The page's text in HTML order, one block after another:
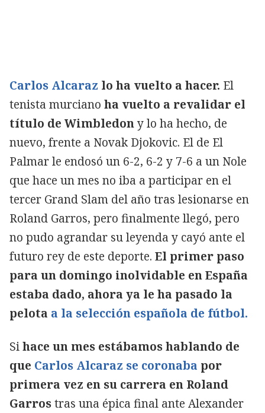
Carlos Alcaraz lo ha vuelto a hacer. El
tenista murciano ha vuelto a revalidar el
título de Wimbledony lo ha hecho, de
nuevo, frente a Novak Djokovic. El de El
Palmar le endosó un 6-2, 6-2 y 7-6 a un Nole
que hace un mes no iba a participar en el
tercer Grand Slam del año tras lesionarse en
Roland Garros, pero finalmente llegó, pero
no pudo agrandar su leyenda y cayó ante el
futuro rey de este deporte. El primer paso
para un domingo inolvidable en España
estaba dado, ahora ya le ha pasado la
pelota a la selección española de fútbol.
Sihace un mes estábamos hablando de
que Carlos Alcaraz se coronaba por
primera vez en su carrera en Roland
Garrostras una épica final ante Alexander